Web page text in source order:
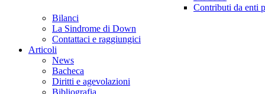
Contributi da enti
Bilanci
La Sindrome di Down
Contattaci e raggiungici
Articoli
News
Bacheca
Diritti e agevolazioni
Bibliografia